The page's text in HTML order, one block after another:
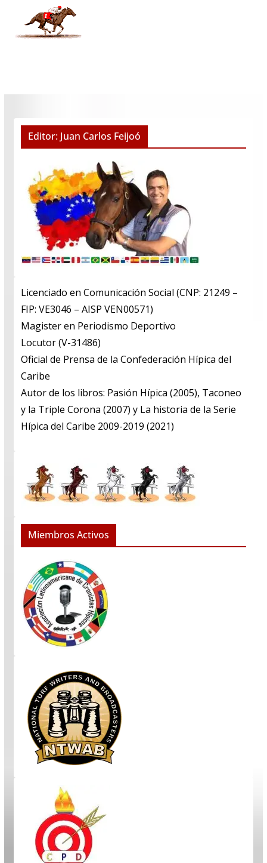
Editor: Juan Carlos Feijoó
Licenciado en Comunicación Social (CNP: 21249 –
FIP: VE3046 – AISP VEN00571)
​Magister en Periodismo Deportivo
​Locutor (V-31486)
​Oficial de Prensa de la Confederación Hípica del
Caribe
​Autor de los libros: Pasión Hípica (2005), Taconeo
y la Triple Corona (2007) y La historia de la Serie
Hípica del Caribe 2009-2019 (2021)
Miembros Activos